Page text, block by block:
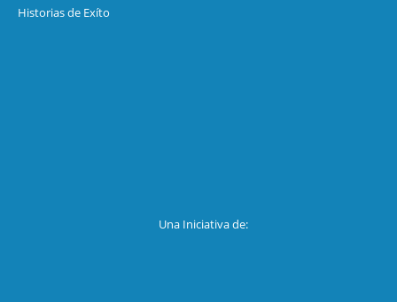
Historias de Exíto
Una Iniciativa de: